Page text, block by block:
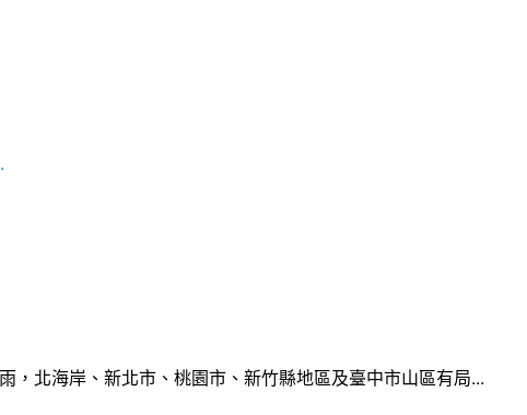
北海岸、新北市、桃園市、新竹縣地區及臺中市山區有局...